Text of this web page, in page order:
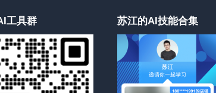
工具群 苏江的AI技能合集